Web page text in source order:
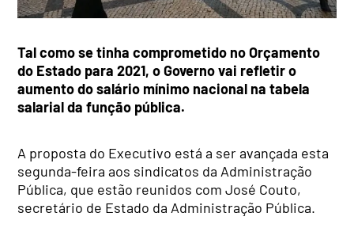
Tal como se tinha comprometido no Orçamento
do Estado para 2021, o Governo vai refletir o
aumento do salário mínimo nacional na tabela
salarial da função pública.
A proposta do Executivo está a ser avançada esta
segunda-feira aos sindicatos da Administração
Pública, que estão reunidos com José Couto,
secretário de Estado da Administração Pública.